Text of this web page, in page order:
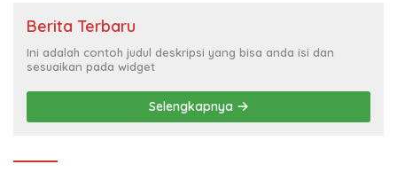
Berita Terbaru
Ini adalah contoh judul deskripsi yang bisa anda isi dan
sesuaikan pada widget
Selengkapnya